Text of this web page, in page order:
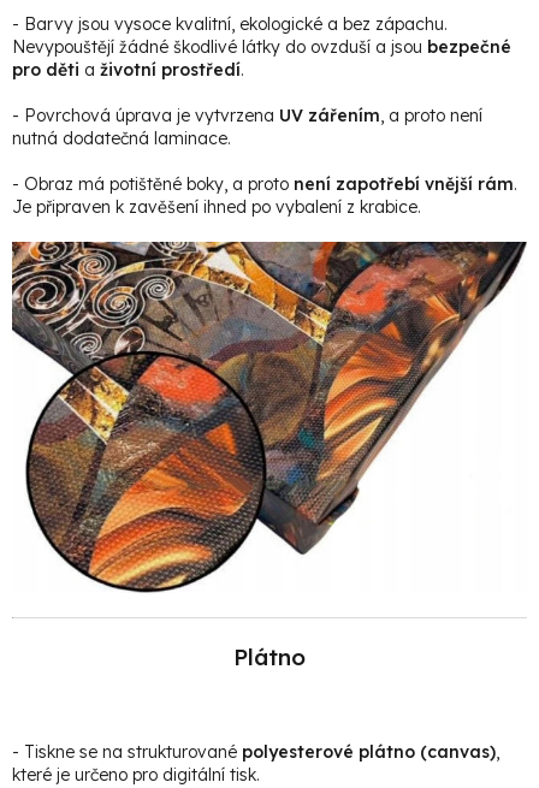
- Barvy jsou vysoce kvalitní, ekologické a bez zápachu.
Nevypouštějí žádné škodlivé látky do ovzduší a jsou bezpečné
pro děti a životní prostředí.
- Povrchová úprava je vytvrzena UV zářením, a proto není
nutná dodatečná laminace.
- Obraz má potištěné boky, a proto není zapotřebí vnější rám.
Je připraven k zavěšení ihned po vybalení z krabice.
Plátno
- Tiskne se na strukturované polyesterové plátno (canvas),
které je určeno pro digitální tisk.